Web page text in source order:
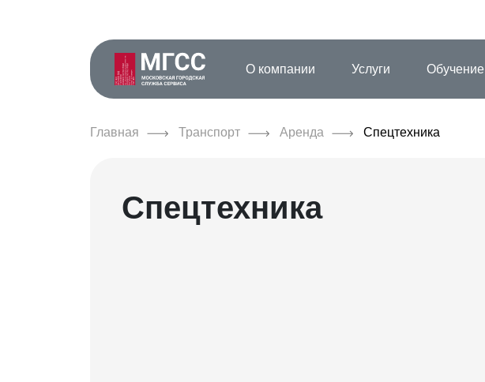
О компании Услуги Обучение
Главная Транспорт Аренда Спецтехника
Спецтехника